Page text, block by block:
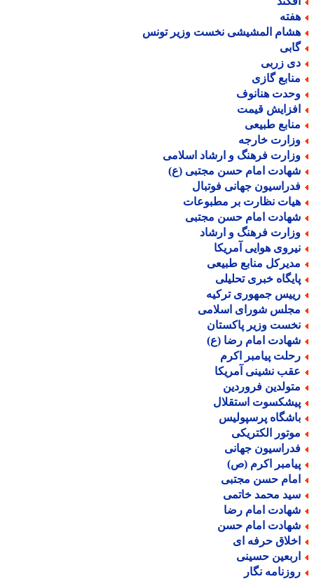
المشیشی نخست وزیر تونس
زربی
گازی
هنانوف
قیمت
طبیعی
خارجه
فرهنگ و ارشاد اسلامی
امام حسن مجتبی (ع)
جهانی فوتبال
نظارت بر مطبوعات
امام حسن مجتبی
فرهنگ و ارشاد
هوایی آمریکا
منابع طبیعی
خبری تحلیلی
جمهوری ترکیه
شورای اسلامی
وزیر پاکستان
امام رضا (ع)
پیامبر اکرم
نشینی آمریکا
فروردین
استقلال
پرسپولیس
الکتریکی
جهانی
اکرم (ص)
حسن مجتبی
محمد خاتمی
امام رضا
امام حسن
حرفه ای
حسینی
نگار